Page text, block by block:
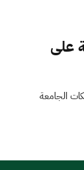
على
الجامعة